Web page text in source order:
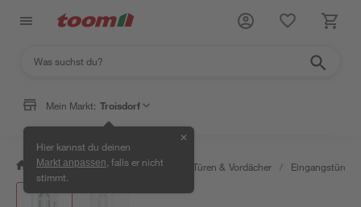
Mein Markt: Troisdorf
Hier kannst du deinen
Markt anpassen , falls er nicht
stimmt.
✕
/ Bauen & Renovieren / Fenster, Türen & Vordächer / Eingangstüren